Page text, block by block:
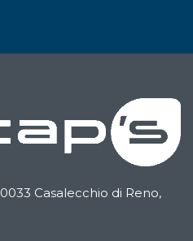
Casalecchio di Reno,